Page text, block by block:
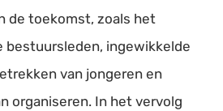
de toekomst, zoals het
bestuursleden, ingewikkelde
van jongeren en
organiseren. In het vervolg